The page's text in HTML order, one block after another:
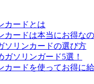
カードとは
カードは本当にお得な
ソリンカードの選び方
ガソリンガード5選！
カードを使ってお得に